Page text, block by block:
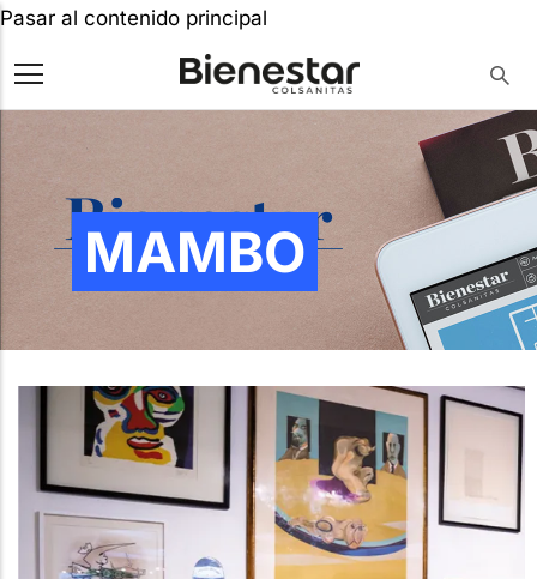
Pasar al contenido principal
MAMBO